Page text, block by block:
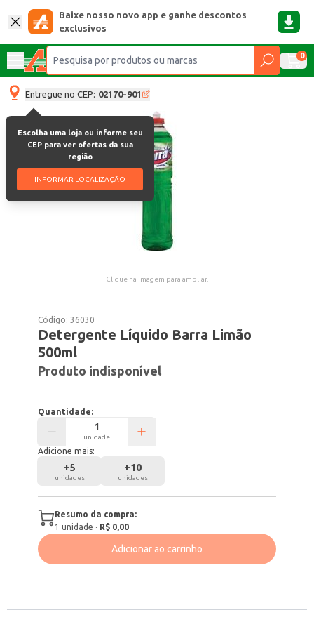
Baixe nosso novo app e ganhe descontos
exclusivos
0
Entregue no CEP: 02170-901
Escolha uma loja ou informe seu
CEP para ver ofertas da sua
região
INFORMAR LOCALIZAÇÃO
Clique na imagem para ampliar.
Código:36030
Detergente Líquido Barra Limão
500ml
Produto indisponível
Quantidade:
unidade
Adicione mais:
+5
unidades
+10
unidades
Resumo da compra:
1 unidade · R$ 0,00
Adicionar ao carrinho